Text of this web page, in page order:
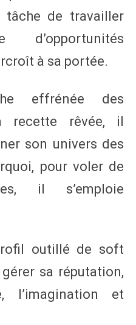
tâche de travailler
à sa portée.
effrénée des
recette rêvée, il
son univers des
pour voler de
il s’emploie
outillé de soft
sa réputation,
l’imagination et